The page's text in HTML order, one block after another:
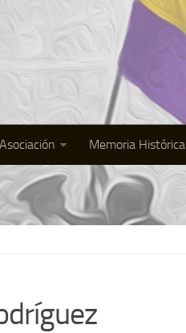
Asociación Memoria Histórica